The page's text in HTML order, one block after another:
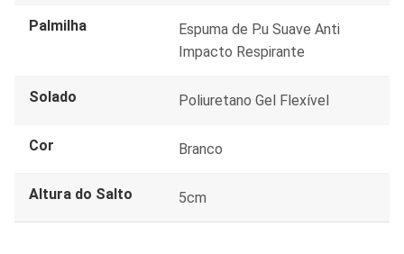
Palmilha
Espuma de P.u Suave Anti
Impacto Respirante
Solado Poliuretano Gel Flexível
Cor Branco
Altura do Salto 5cm